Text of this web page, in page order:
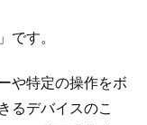
です。
や特定の操作をボ
るデバイスのこ